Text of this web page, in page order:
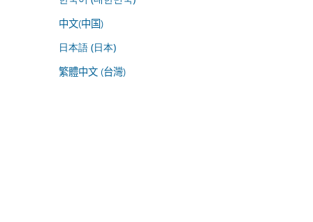
中文(中国)
日本語 (日本)
繁體中文 (台灣)